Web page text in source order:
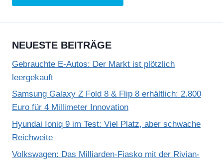
NEUESTE BEITRÄGE
Gebrauchte E-Autos: Der Markt ist plötzlich
leergekauft
Samsung Galaxy Z Fold 8 & Flip 8 erhältlich: 2.800
Euro für 4 Millimeter Innovation
Hyundai Ioniq 9 im Test: Viel Platz, aber schwache
Reichweite
Volkswagen: Das Milliarden-Fiasko mit der Rivian-